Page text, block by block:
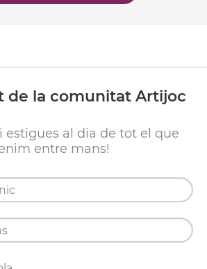
de la comunitat Artijoc
estigues al dia de tot el que
entre mans!